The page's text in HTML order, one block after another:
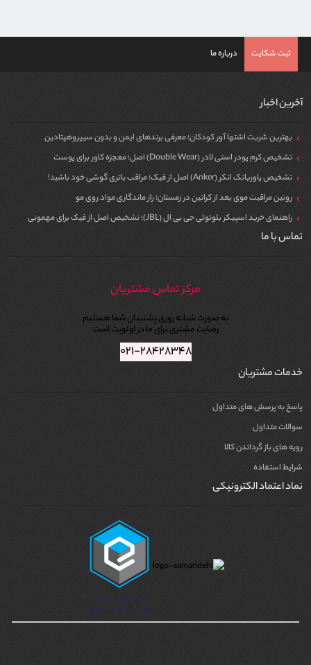
ثبت شکایت درباره ما
آخرین اخبار
بهترین شربت اشتها آور کودکان؛ معرفی برندهای ایمن و بدون سیپروهپتادین
تشخیص کرم پودر استی لادر (Double Wear) اصل؛ معجزه کاور برای پوست
تشخیص پاوربانک انکر (Anker) اصل از فیک؛ مراقب باتری گوشی خود باشید!
روتین مراقبت موی بعد از کراتین در زمستان؛ راز ماندگاری مواد روی مو
راهنمای خرید اسپیکر بلوتوثی جی بی ال (JBL)؛ تشخیص اصل از فیک برای مهمونی
تماس با ما
مرکز تماس مشتریان
به صورت شبانه روزی پشتیبان شما هستیم
رضایت مشتری برای ما در اولویت است
۰۲۱-۲۸۴۲۸۳۴۸
خدمات مشتریان
پاسخ به پرسش های متداول
سوالات متداول
رویه های باز گرداندن کالا
شرایط استفاده
نماد اعتماد الکترونیکی